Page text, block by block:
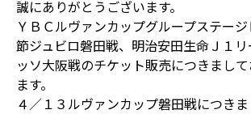
誠にありがとうございます。
ＹＢＣルヴァンカップグループステー
節ジュビロ磐田戦、明治安田生命Ｊ１
ッソ大阪戦のチケット販売につきまし
ます。
４／１３ルヴァンカップ磐田戦につき